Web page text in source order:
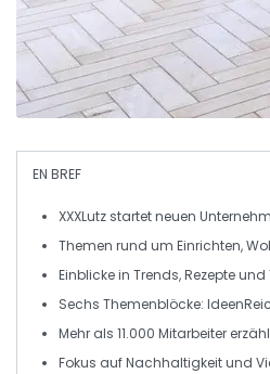
EN BREF
XXXLutz startet neuen
Themen rund um Einrichten,
Einblicke in Trends,Rezepteund
Sechs Themenblöcke:
Mehr als 11.000 Mitarbeiter
Fokus aufNachhaltigkeitund